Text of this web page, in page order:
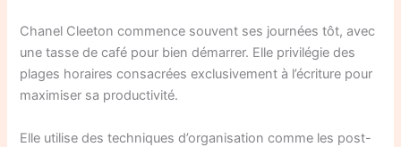
Chanel Cleeton commence souvent ses journées tôt, avec
une tasse de café pour bien démarrer. Elle privilégie des
plages horaires consacrées exclusivement à l’écriture pour
maximiser sa productivité.
Elle utilise des techniques d’organisation comme les post-